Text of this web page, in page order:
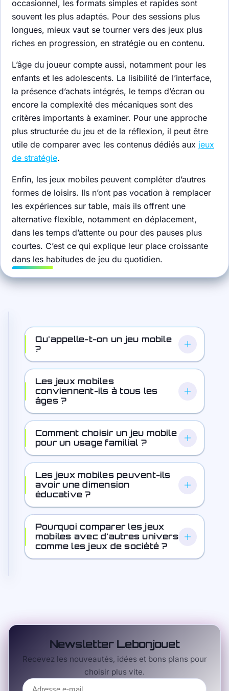
occasionnel, les formats simples et rapides sont
souvent les plus adaptés. Pour des sessions plus
longues, mieux vaut se tourner vers des jeux plus
riches en progression, en stratégie ou en contenu.
L’âge du joueur compte aussi, notamment pour les
enfants et les adolescents. La lisibilité de l’interface,
la présence d’achats intégrés, le temps d’écran ou
encore la complexité des mécaniques sont des
critères importants à examiner. Pour une approche
plus structurée du jeu et de la réflexion, il peut être
utile de comparer avec les contenus dédiés aux jeux
de stratégie.
Enfin, les jeux mobiles peuvent compléter d’autres
formes de loisirs. Ils n’ont pas vocation à remplacer
les expériences sur table, mais ils offrent une
alternative flexible, notamment en déplacement,
dans les temps d’attente ou pour des pauses plus
courtes. C’est ce qui explique leur place croissante
dans les habitudes de jeu du quotidien.
Qu'appelle-t-on un jeu mobile
?
Les jeux mobiles
conviennent-ils à tous les
âges ?
Comment choisir un jeu mobile
pour un usage familial ?
Les jeux mobiles peuvent-ils
avoir une dimension
éducative ?
Pourquoi comparer les jeux
mobiles avec d'autres univers
comme les jeux de société ?
Newsletter Lebonjouet
Recevez les nouveautés, idées et bons plans pour
choisir plus vite.
Adresse